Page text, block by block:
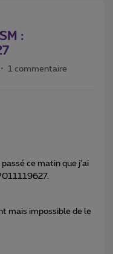
:
1 commentaire
ce matin que j’ai
mais impossible de le